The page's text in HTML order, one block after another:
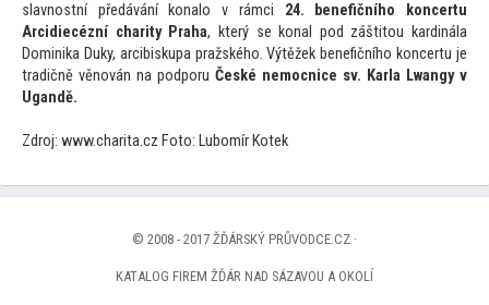
slavnostní předávání konalo v rámci 24. benefičního koncertu
Arcidiecézní charity Praha, který se konal pod záštitou kardinála
Dominika Duky, arcibiskupa pražského. Výtěžek benefičního koncertu je
tradičně věnován na podporu České nemocnice sv. Karla Lwangy v
Ugandě.
Zdroj: www.charita.cz Foto: Lubomír Kotek
© 2008 - 2017 ŽĎÁRSKÝ PRŮVODCE.CZ ·
KATALOG FIREM ŽĎÁR NAD SÁZAVOU A OKOLÍ